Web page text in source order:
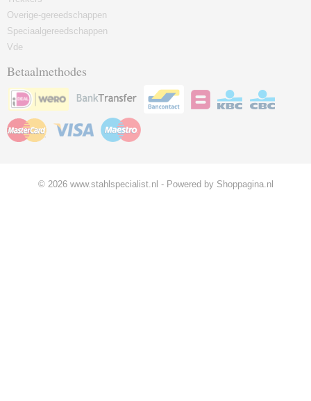
Overige-gereedschappen
Speciaalgereedschappen
Vde
Betaalmethodes
© 2026 www.stahlspecialist.nl - Powered by Shoppagina.nl